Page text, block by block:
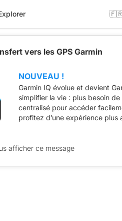
est présent
vers les GPS Garmin
NOUVEAU !
Garmin IQ évolue et devient
simplifier la vie : plus besoin
centralisé pour accéder
profitez d’une expérience plus
afficher ce message